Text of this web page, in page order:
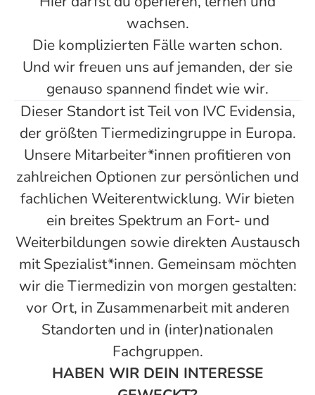
wachsen.
Die komplizierten Fälle warten schon.
Und wir freuen uns auf jemanden, der sie
genauso spannend findet wie wir.
Dieser Standort ist Teil von IVC Evidensia,
der größten Tiermedizingruppe in Europa.
Unsere Mitarbeiter*innen profitieren von
zahlreichen Optionen zur persönlichen und
fachlichen Weiterentwicklung. Wir bieten
ein breites Spektrum an Fort- und
Weiterbildungen sowie direkten Austausch
mit Spezialist*innen. Gemeinsam möchten
wir die Tiermedizin von morgen gestalten:
vor Ort, in Zusammenarbeit mit anderen
Standorten und in (inter)nationalen
Fachgruppen.
HABEN WIR DEIN INTERESSE